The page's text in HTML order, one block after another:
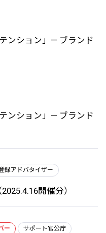
ンション」— ブランド
ンション」— ブランド
録アドバタイザー
開催分）
ー サポート官公庁